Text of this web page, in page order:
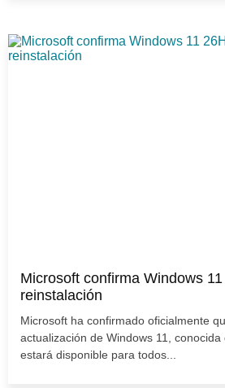
Microsoft confirma Windows
reinstalación
Microsoft ha confirmado oficialmente
actualización de Windows 11, conocida
estará disponible para todos...